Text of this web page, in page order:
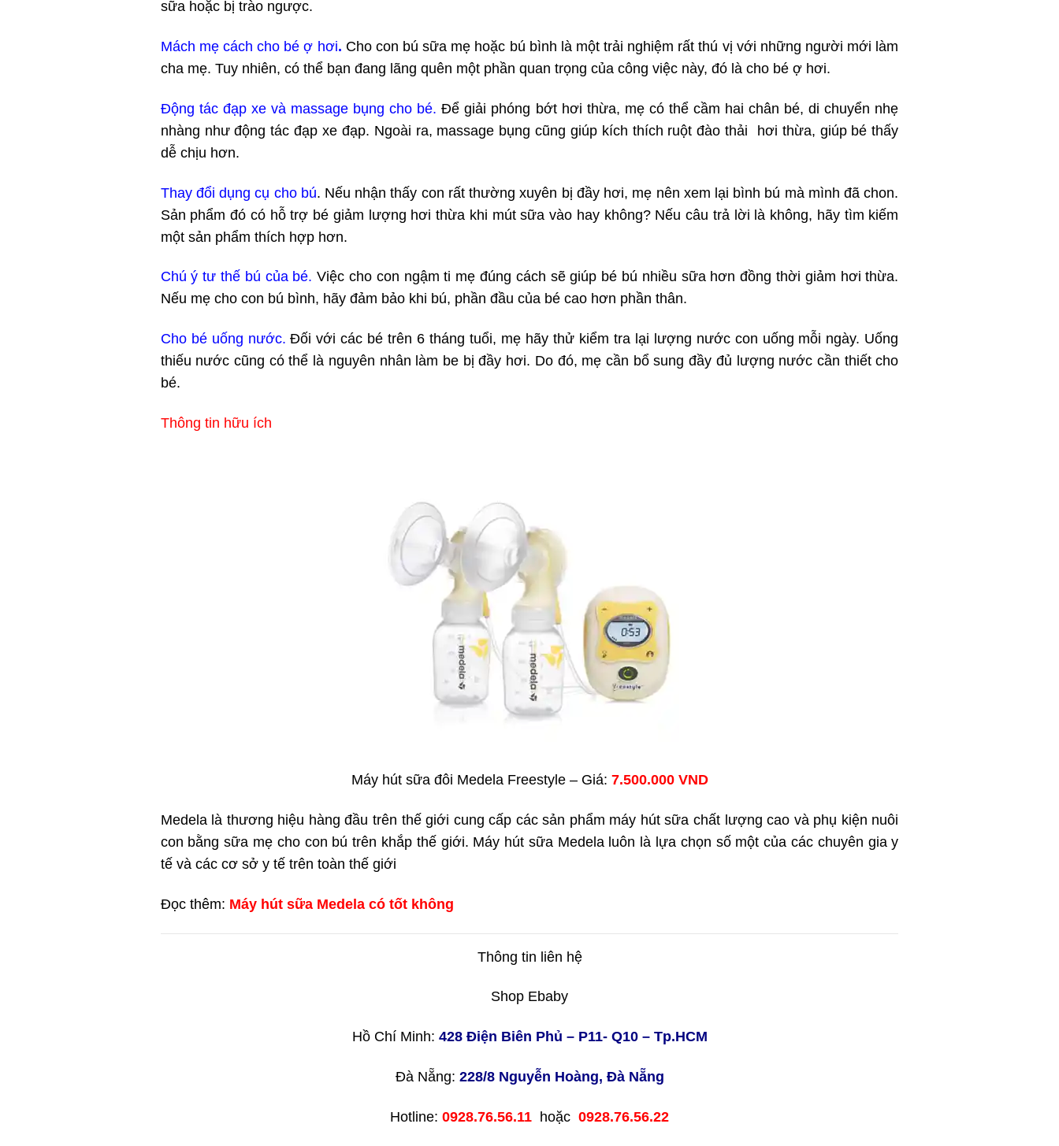
sữa hoặc bị trào ngược.
Mách mẹ cách cho bé ợ hơi. Cho con bú sữa mẹ hoặc bú bình là một trải nghiệm rất thú vị với những người mới làm
cha mẹ. Tuy nhiên, có thể bạn đang lãng quên một phần quan trọng của công việc này, đó là cho bé ợ hơi.
Động tác đạp xe và massage bụng cho bé. Để giải phóng bớt hơi thừa, mẹ có thể cầm hai chân bé, di chuyển nhẹ
nhàng như động tác đạp xe đạp. Ngoài ra, massage bụng cũng giúp kích thích ruột đào thải hơi thừa, giúp bé thấy
dễ chịu hơn.
Thay đổi dụng cụ cho bú. Nếu nhận thấy con rất thường xuyên bị đầy hơi, mẹ nên xem lại bình bú mà mình đã chon.
Sản phẩm đó có hỗ trợ bé giảm lượng hơi thừa khi mút sữa vào hay không? Nếu câu trả lời là không, hãy tìm kiếm
một sản phẩm thích hợp hơn.
Chú ý tư thế bú của bé.Việc cho con ngậm ti mẹ đúng cách sẽ giúp bé bú nhiều sữa hơn đồng thời giảm hơi thừa.
Nếu mẹ cho con bú bình, hãy đảm bảo khi bú, phần đầu của bé cao hơn phần thân.
Cho bé uống nước. Đối với các bé trên 6 tháng tuổi, mẹ hãy thử kiểm tra lại lượng nước con uống mỗi ngày. Uống
thiếu nước cũng có thể là nguyên nhân làm be bị đầy hơi. Do đó, mẹ cần bổ sung đầy đủ lượng nước cần thiết cho
bé.
Thông tin hữu ích
Máy hút sữa đôi Medela Freestyle – Giá: 7.500.000 VND
Medela là thương hiệu hàng đầu trên thế giới cung cấp các sản phẩm máy hút sữa chất lượng cao và phụ kiện nuôi
con bằng sữa mẹ cho con bú trên khắp thế giới. Máy hút sữa Medela luôn là lựa chọn số một của các chuyên gia y
tế và các cơ sở y tế trên toàn thế giới
Đọc thêm: Máy hút sữa Medela có tốt không
Thông tin liên hệ
Shop Ebaby
Hồ Chí Minh: 428 Điện Biên Phủ – P11- Q10 – Tp.HCM
Đà Nẵng: 228/8 Nguyễn Hoàng, Đà Nẵng
Hotline: 0928.76.56.11 hoặc 0928.76.56.22